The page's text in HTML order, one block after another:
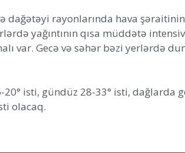
dağətəyi rayonlarında hava
yağıntının qısa müddətə
var. Gecə və səhər bəzi yerlərdə
isti, gündüz 28-33° isti, dağlarda
olacaq.